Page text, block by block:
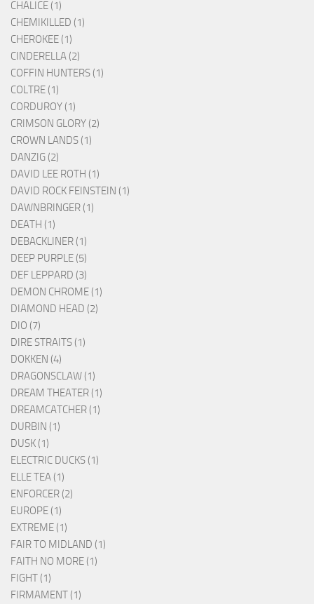
CHALICE (1)
CHEMIKILLED (1)
CHEROKEE (1)
CINDERELLA (2)
COFFIN HUNTERS (1)
COLTRE (1)
CORDUROY (1)
CRIMSON GLORY (2)
CROWN LANDS (1)
DANZIG (2)
DAVID LEE ROTH (1)
DAVID ROCK FEINSTEIN (1)
DAWNBRINGER (1)
DEATH (1)
DEBACKLINER (1)
DEEP PURPLE (5)
DEF LEPPARD (3)
DEMON CHROME (1)
DIAMOND HEAD (2)
DIO (7)
DIRE STRAITS (1)
DOKKEN (4)
DRAGONSCLAW (1)
DREAM THEATER (1)
DREAMCATCHER (1)
DURBIN (1)
DUSK (1)
ELECTRIC DUCKS (1)
ELLE TEA (1)
ENFORCER (2)
EUROPE (1)
EXTREME (1)
FAIR TO MIDLAND (1)
FAITH NO MORE (1)
FIGHT (1)
FIRMAMENT (1)